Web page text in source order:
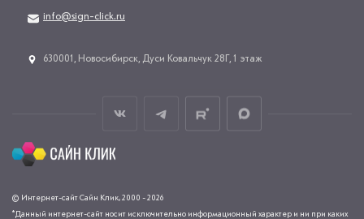
info@sign-click.ru
​630001, Новосибирск, Дуси Ковальчук 28Г, 1 этаж
© Интернет-сайт Сайн Клик, 2000 - 2026
*Данный интернет-сайт носит исключительно информационный характер и ни при каких